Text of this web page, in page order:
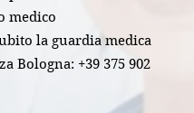
medico
la guardia medica
Bologna: +39 375 902